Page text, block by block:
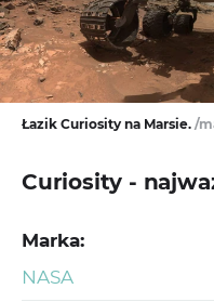
Łazik Curiosity na Marsie. /
Curiosity -
Marka:
NASA